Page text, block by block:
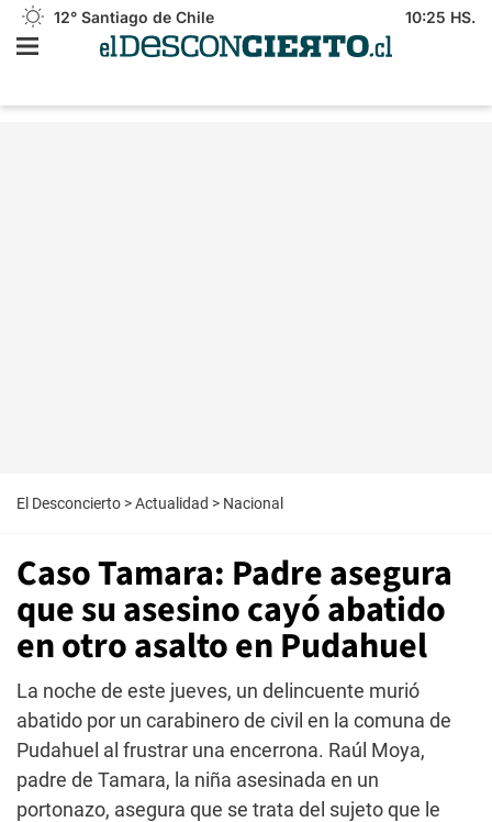
12° Santiago de Chile 10:25 HS.
El Desconcierto >Actualidad > Nacional
Caso Tamara: Padre asegura
que su asesino cayó abatido
en otro asalto en Pudahuel
La noche de este jueves, un delincuente murió
abatido por un carabinero de civil en la comuna de
Pudahuel al frustrar una encerrona. Raúl Moya,
padre de Tamara, la niña asesinada en un
portonazo, asegura que se trata del sujeto que le